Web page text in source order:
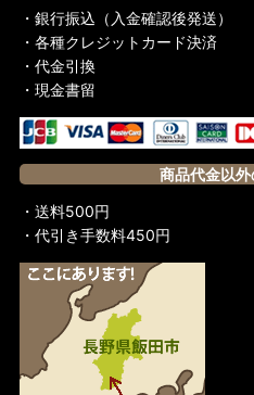
アメリカ
中国
マレーシア
BRUCE LEE MANIA ブルース・リーマニア
ブルース・リー同人誌 小龍記
日本語で読める！レジェンズ・オブ・ドラ
BRUCE LEE REVIEW ブルース・リーレヴュ
・銀行振込（入金確認後発送）
・各種クレジットカード決済
・代金引換
・現金書留
商品代金以
・送料500円
・代引き手数料450円